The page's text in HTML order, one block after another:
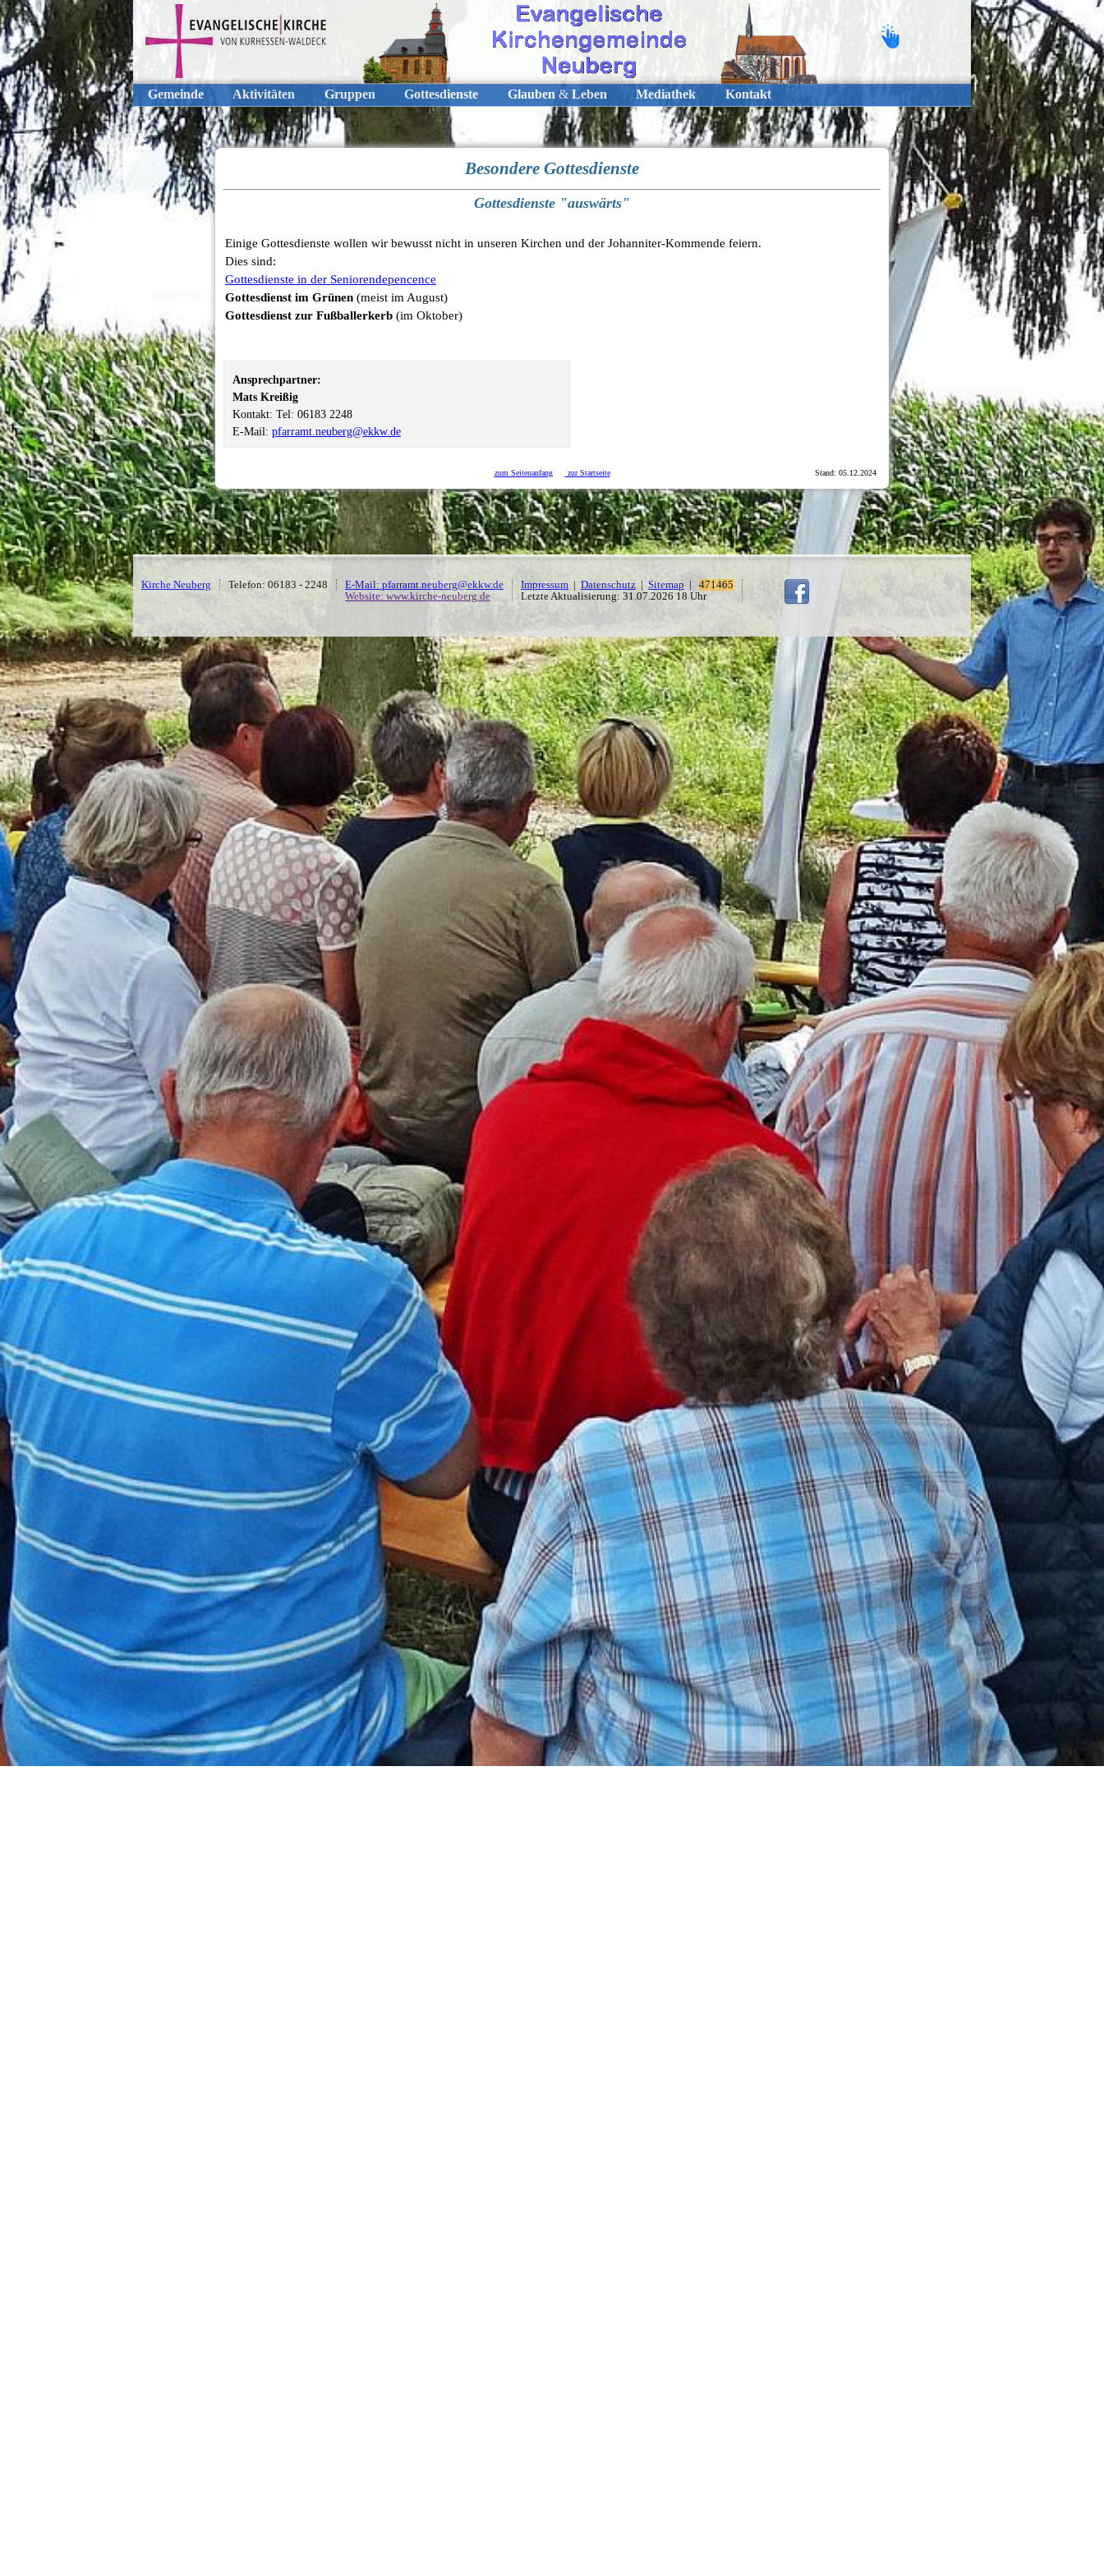
Gemeinde Aktivitäten Gruppen Gottesdienste Glauben& Leben Mediathek Kontakt
Besondere Gottesdienste
Gottesdienste "auswärts"
Einige Gottesdienste wollen wir bewusst nicht in unseren Kirchen und der Johanniter-Kommende feiern.
Dies sind:
Gottesdienste in der Seniorendepencence
Gottesdienst im Grünen (meist im August)
Gottesdienst zur Fußballerkerb (im Oktober)
Ansprechpartner:
Mats Kreißig
Kontakt: Tel: 06183 2248
E-Mail: pfarramt.neuberg@ekkw.de
zum Seitenanfang zur Startseite Stand: 05.12.2024
Kirche Neuberg Telefon: 06183 - 2248
E-Mail: pfarramt.neuberg@ekkw.de
Website: www.kirche-neuberg.de
Impressum Datenschutz Sitemap
471465
Letzte Aktualisierung: 31.07.2026 18 Uhr